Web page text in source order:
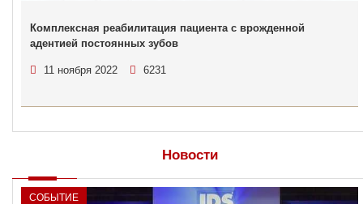
Комплексная реабилитация пациента с врожденной
адентией постоянных зубов
11 ноября 2022 6231
Новости
СОБЫТИЕ